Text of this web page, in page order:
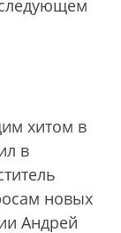
хитом в
в
новых
Андрей